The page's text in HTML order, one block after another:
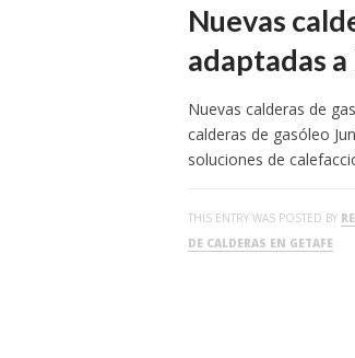
Nuevas
adaptadas
Nuevas calderas de
calderas de gasóleo
soluciones de
THIS ENTRY WAS POSTED BY
DE CALDERAS EN GETAFE